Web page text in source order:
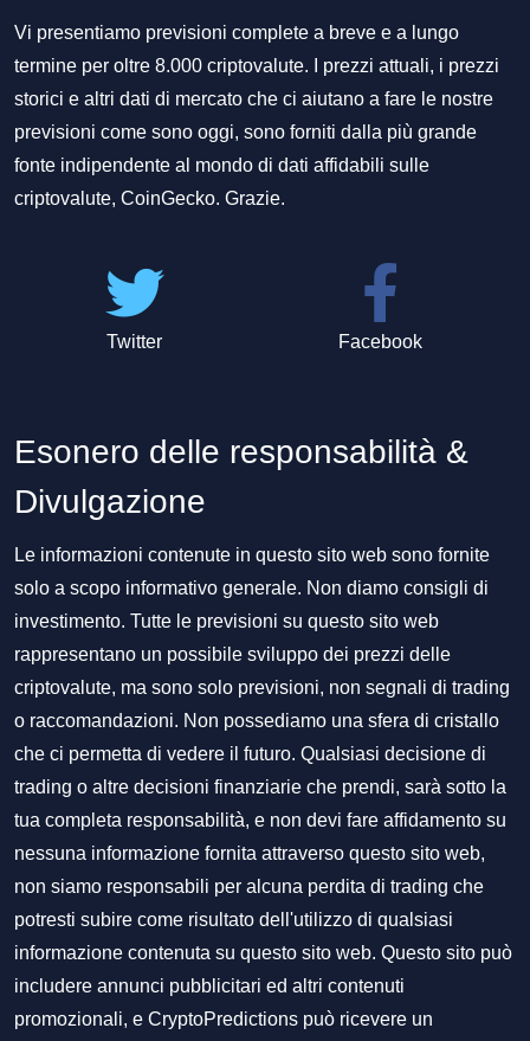
Vi presentiamo previsioni complete a breve e a lungo
termine per oltre 8.000 criptovalute. I prezzi attuali, i prezzi
storici e altri dati di mercato che ci aiutano a fare le nostre
previsioni come sono oggi, sono forniti dalla più grande
fonte indipendente al mondo di dati affidabili sulle
criptovalute, CoinGecko. Grazie.
Twitter Facebook
Esonero delle responsabilità &
Divulgazione
Le informazioni contenute in questo sito web sono fornite
solo a scopo informativo generale. Non diamo consigli di
investimento. Tutte le previsioni su questo sito web
rappresentano un possibile sviluppo dei prezzi delle
criptovalute, ma sono solo previsioni, non segnali di trading
o raccomandazioni. Non possediamo una sfera di cristallo
che ci permetta di vedere il futuro. Qualsiasi decisione di
trading o altre decisioni finanziarie che prendi, sarà sotto la
tua completa responsabilità, e non devi fare affidamento su
nessuna informazione fornita attraverso questo sito web,
non siamo responsabili per alcuna perdita di trading che
potresti subire come risultato dell'utilizzo di qualsiasi
informazione contenuta su questo sito web. Questo sito può
includere annunci pubblicitari ed altri contenuti
promozionali, e CryptoPredictions può ricevere un